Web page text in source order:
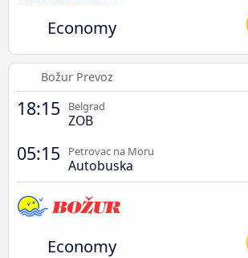
Economy
Božur Prevoz
18:15 Belgrad
ZOB
05:15 Petrovac na Moru
Autobuska
Economy